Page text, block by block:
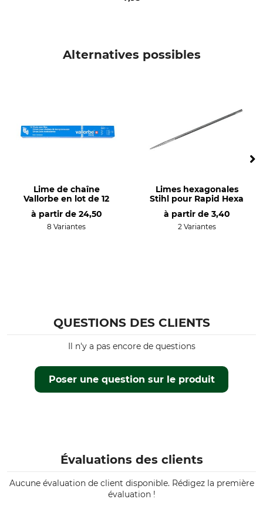
Alternatives possibles
Lime de chaîne
Vallorbe en lot de 12
à partir de 24,50
8 Variantes
Limes hexagonales
Stihl pour Rapid Hexa
à partir de 3,40
2 Variantes
QUESTIONS DES CLIENTS
Poser une question sur le produit
Il n'y a pas encore de questions
Évaluations des clients
Aucune évaluation de client disponible. Rédigez la première
évaluation !